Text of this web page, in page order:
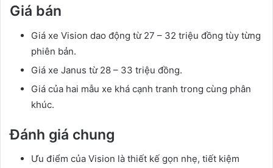
Giá bán
Giá xe Vision dao động từ 27 – 32 triệu đồng tùy từng
phiên bản.
Giá xe Janus từ 28 – 33 triệu đồng.
Giá của hai mẫu xe khá cạnh tranh trong cùng phân
khúc.
Đánh giá chung
Ưu điểm của Vision là thiết kế gọn nhẹ, tiết kiệm